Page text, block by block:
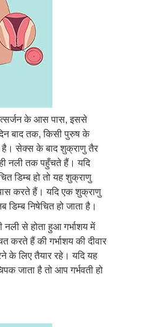
के आस पास, इससे
बाद तक, किसी पुरुष के
सेक्स के बाद शुक्राणु तैर
नली तक पहुँचते हैं। यदि
डिम्ब हो तो यह शुक्राणु
करते हैं। यदि एक शुक्राणु
डिम्ब निषेचित हो जाता है।
नली से होता हुआ गर्भाशय में
करते हैं की गर्भाशय की दीवार
के लिए तैयार रहे। यदि यह
जाता है तो आप गर्भवती हो